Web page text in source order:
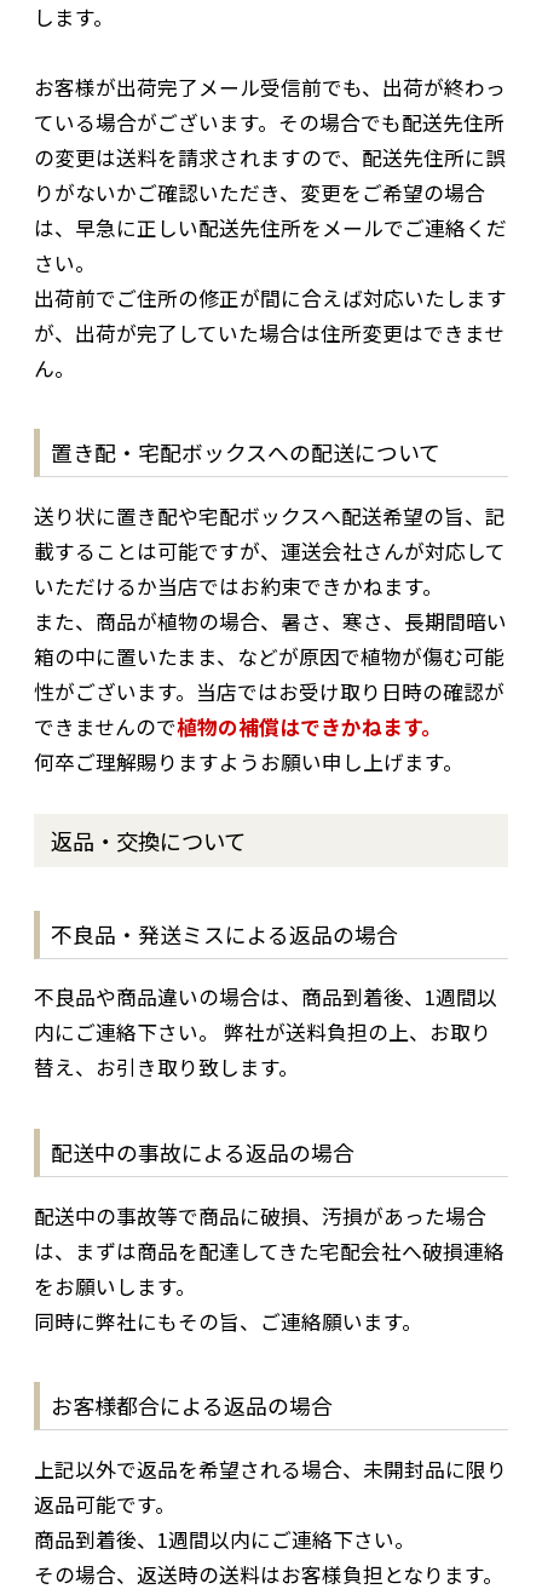
します。
お客様が出荷完了メール受信前でも、出荷が終わっ
ている場合がございます。その場合でも配送先住所
の変更は送料を請求されますので、配送先住所に誤
りがないかご確認いただき、変更をご希望の場合
は、早急に正しい配送先住所をメールでご連絡くだ
さい。
出荷前でご住所の修正が間に合えば対応いたします
が、出荷が完了していた場合は住所変更はできませ
ん。
置き配・宅配ボックスへの配送について
送り状に置き配や宅配ボックスへ配送希望の旨、記
載することは可能ですが、運送会社さんが対応して
いただけるか当店ではお約束できかねます。
また、商品が植物の場合、暑さ、寒さ、長期間暗い
箱の中に置いたまま、などが原因で植物が傷む可能
性がございます。当店ではお受け取り日時の確認が
できませんので植物の補償はできかねます。
何卒ご理解賜りますようお願い申し上げます。
返品・交換について
不良品・発送ミスによる返品の場合
不良品や商品違いの場合は、商品到着後、1週間以
内にご連絡下さい。 弊社が送料負担の上、お取り
替え、お引き取り致します。
配送中の事故による返品の場合
配送中の事故等で商品に破損、汚損があった場合
は、まずは商品を配達してきた宅配会社へ破損連絡
をお願いします。
同時に弊社にもその旨、ご連絡願います。
お客様都合による返品の場合
上記以外で返品を希望される場合、未開封品に限り
返品可能です。
商品到着後、1週間以内にご連絡下さい。
その場合、返送時の送料はお客様負担となります。